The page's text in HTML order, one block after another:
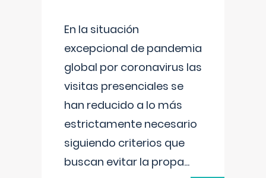
En la situación
excepcional de pandemia
global por coronavirus las
visitas presenciales se
han reducido a lo más
estrictamente necesario
siguiendo criterios que
buscan evitar la propa...